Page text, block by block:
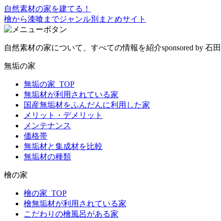
自然素材の家を建てる！
檜から漆喰までジャンル別まとめサイト
自然素材の家について、すべての情報を紹介sponsored by 石
無垢の家
無垢の家_TOP
無垢材が利用されている家
国産無垢材をふんだんに利用した家
メリット・デメリット
メンテナンス
価格帯
無垢材と集成材を比較
無垢材の種類
檜の家
檜の家_TOP
檜無垢材が利用されている家
こだわりの檜風呂がある家